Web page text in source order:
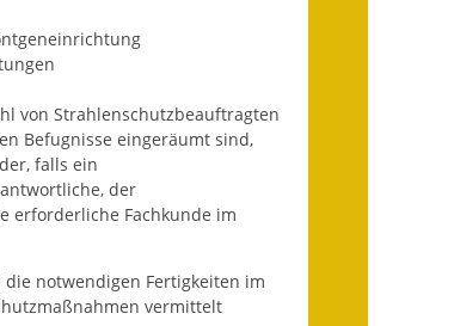
Was erledige ich wo?
Bauen und Wohnen
Baugebiete & Bauplätze
Bebauungspläne
von Strahlenschutzbeauftragten
Befugnisse eingeräumt sind,
falls ein
der
erforderliche Fachkunde im
notwendigen Fertigkeiten im
vermittelt